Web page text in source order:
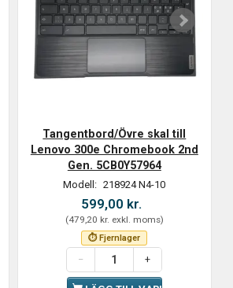
Tangentbord/Övre skal till
Lenovo 300e Chromebook 2nd
Gen. 5CB0Y57964
Modell: 218924 N4-10
599,00 kr.
(479,20 kr. exkl. moms)
⏱ Fjernlager